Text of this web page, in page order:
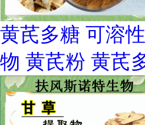
黄芪多糖 可溶
物 黄芪粉 黄芪